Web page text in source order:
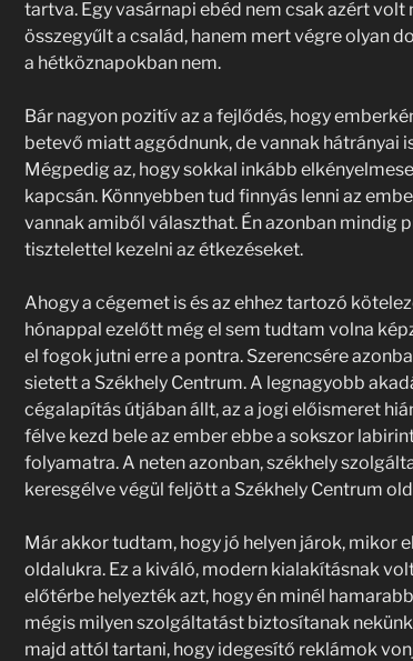
tartva. Egy vasárnapi ebéd nem csak azért
összegyűlt a család, hanem mert végre olyan
a hétköznapokban nem.
Bár nagyon pozitív az a fejlődés, hogy
betevő miatt aggódnunk, de vannak hátrányai
Mégpedig az, hogy sokkal inkább
kapcsán. Könnyebben tud finnyás lenni az
vannak amiből választhat. Én azonban mindig
tisztelettel kezelni az étkezéseket.
Ahogy a cégemet is és az ehhez tartozó
hónappal ezelőtt még el sem tudtam volna
el fogok jutni erre a pontra. Szerencsére
sietett a Székhely Centrum. A legnagyobb
cégalapítás útjában állt, az a jogi előismeret
félve kezd bele az ember ebbe a sokszor
folyamatra. A neten azonban, székhely
keresgélve végül feljött a Székhely Centrum
Már akkor tudtam, hogy jó helyen járok, mikor
oldalukra. Ez a kiváló, modern kialakításnak
előtérbe helyezték azt, hogy én minél
mégis milyen szolgáltatást biztosítanak
majd attól tartani, hogy idegesítő reklámok